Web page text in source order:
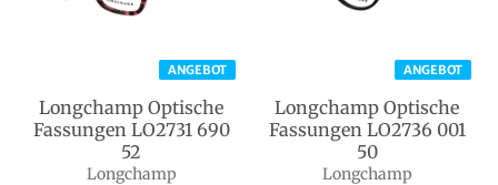
ANGEBOT
Longchamp Optische
Fassungen LO2731 690
52
Longchamp
ANGEBOT
Longchamp Optische
Fassungen LO2736 001
50
Longchamp